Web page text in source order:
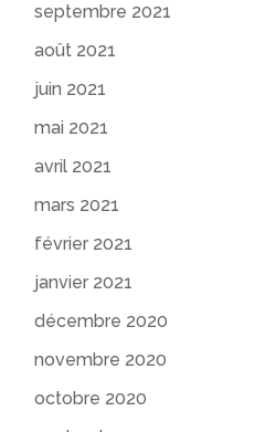
septembre 2021
août 2021
juin 2021
mai 2021
avril 2021
mars 2021
février 2021
janvier 2021
décembre 2020
novembre 2020
octobre 2020